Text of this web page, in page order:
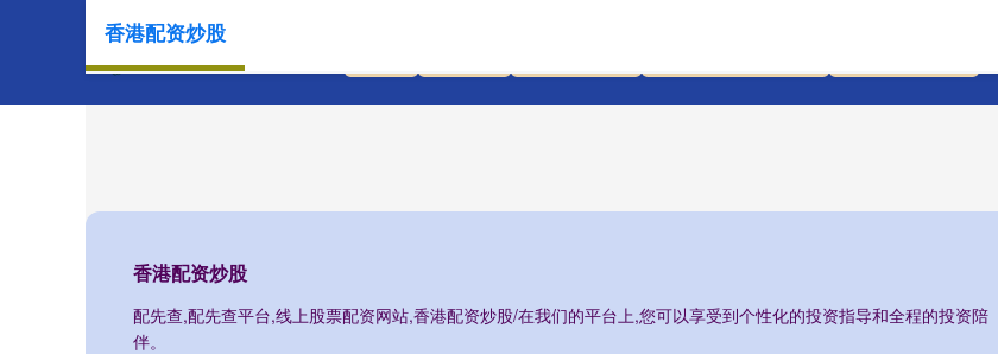
香港配资炒股
配先查,配先查平台,线上股票配资网站,香港配资炒股/在我们的平台上,您可以享受到个性化的投资指导和全程的投资陪
伴。
香港配资炒股